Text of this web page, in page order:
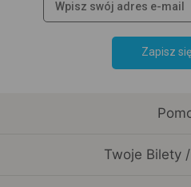
Zapisz się
Twoje Bilety